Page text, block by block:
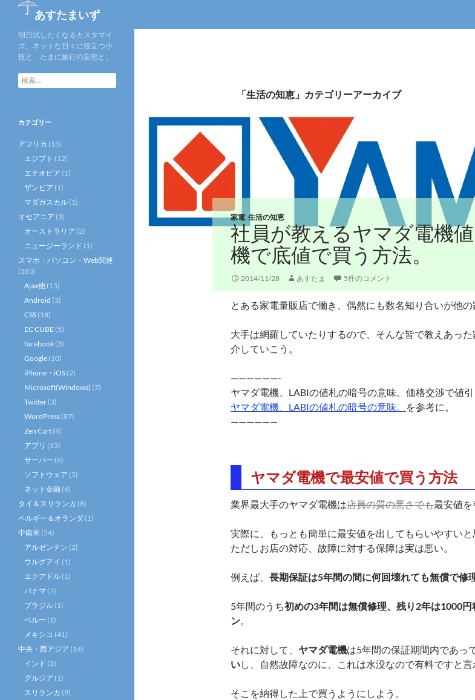
あすたまいず
「生活の知恵」カテゴリーアーカイブ
家電,生活の知恵
社員が教えるヤマダ電機
機で底値で買う方法。
2014/11/28 あすたま 5件のコメント
とある家電量販店で働き、偶然にも数名知り合いが他の
大手は網羅していたりするので、そんな皆で教えあっ
介していこう。
——————-
ヤマダ電機、LABIの値札の暗号の意味。価格交渉で値
ヤマダ電機、LABIの値札の暗号の意味。
を参考に。
——————
ヤマダ電機で最安値で買う方法
業界最大手のヤマダ電機は店員の質の悪さでも最安値を
実際に、もっとも簡単に最安値を出してもらいやすいと
ただしお店の対応、故障に対する保障は実は悪い。
例えば、 長期保証は5年間の間に何回壊れても無償で修
5年間のうち初めの3年間は無償修理、残り2年は1000
ン。
それに対して、 ヤマダ電機は5年間の保証期間内であっ
いし、自然故障なのに、これは水没なので有料ですと言
そこを納得した上で買うようにしよう。
明日試したくなるカスタマイ
ズ、ネットな日々に役立つ小
技と、たまに旅行の妄想と。
検
索
カテゴリー
アフリカ (15)
エジプト (12)
エチオピア (1)
ザンビア (1)
マダガスカル (1)
オセアニア (3)
オーストラリア (2)
ニュージーランド (1)
スマホ・パソコン・Web関連
(183)
Ajax他 (15)
Android (3)
CSS (18)
EC CUBE (5)
facebook (3)
Google (10)
iPhone・iOS (2)
Microsoft(Windows) (7)
Twitter (3)
WordPress (87)
Zen Cart (4)
アプリ (13)
サーバー (6)
ソフトウェア (5)
ネット金融 (4)
タイ＆スリランカ (8)
ベルギー＆オランダ (1)
中南米 (54)
アルゼンチン (2)
ウルグアイ (1)
エクアドル (1)
パナマ (7)
ブラジル (1)
ペルー (1)
メキシコ (41)
中央・西アジア (14)
インド (2)
グルジア (1)
スリランカ (9)